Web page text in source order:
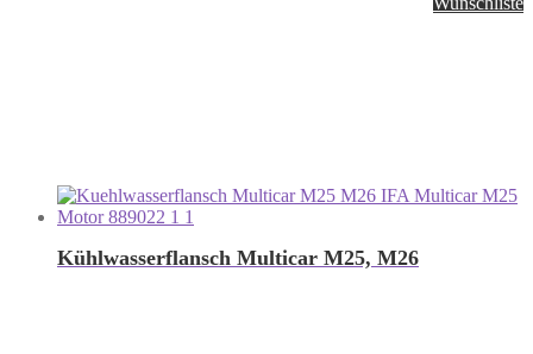
Kühlwasserflansch Multicar M25, M26